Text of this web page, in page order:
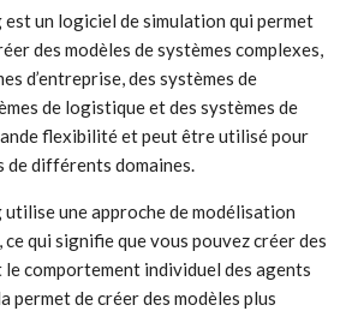
un logiciel de simulation qui permet
des modèles de systèmes complexes,
d’entreprise, des systèmes de
de logistique et des systèmes de
flexibilité et peut être utilisé pour
de différents domaines.
une approche de modélisation
ce qui signifie que vous pouvez créer des
le comportement individuel des agents
permet de créer des modèles plus